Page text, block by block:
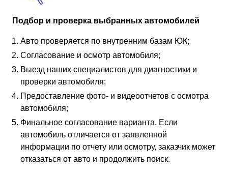
Подбор и проверка выбранных автомобилей
Авто проверяется по внутренним базам ЮК;
Согласование и осмотр автомобиля;
Выезд наших специалистов для диагностики и
проверки автомобиля;
Предоставление фото- и видеоотчетов с осмотра
автомобиля;
Финальное согласование варианта. Если
автомобиль отличается от заявленной
информации по отчету или осмотру, заказчик может
отказаться от авто и продолжить поиск.